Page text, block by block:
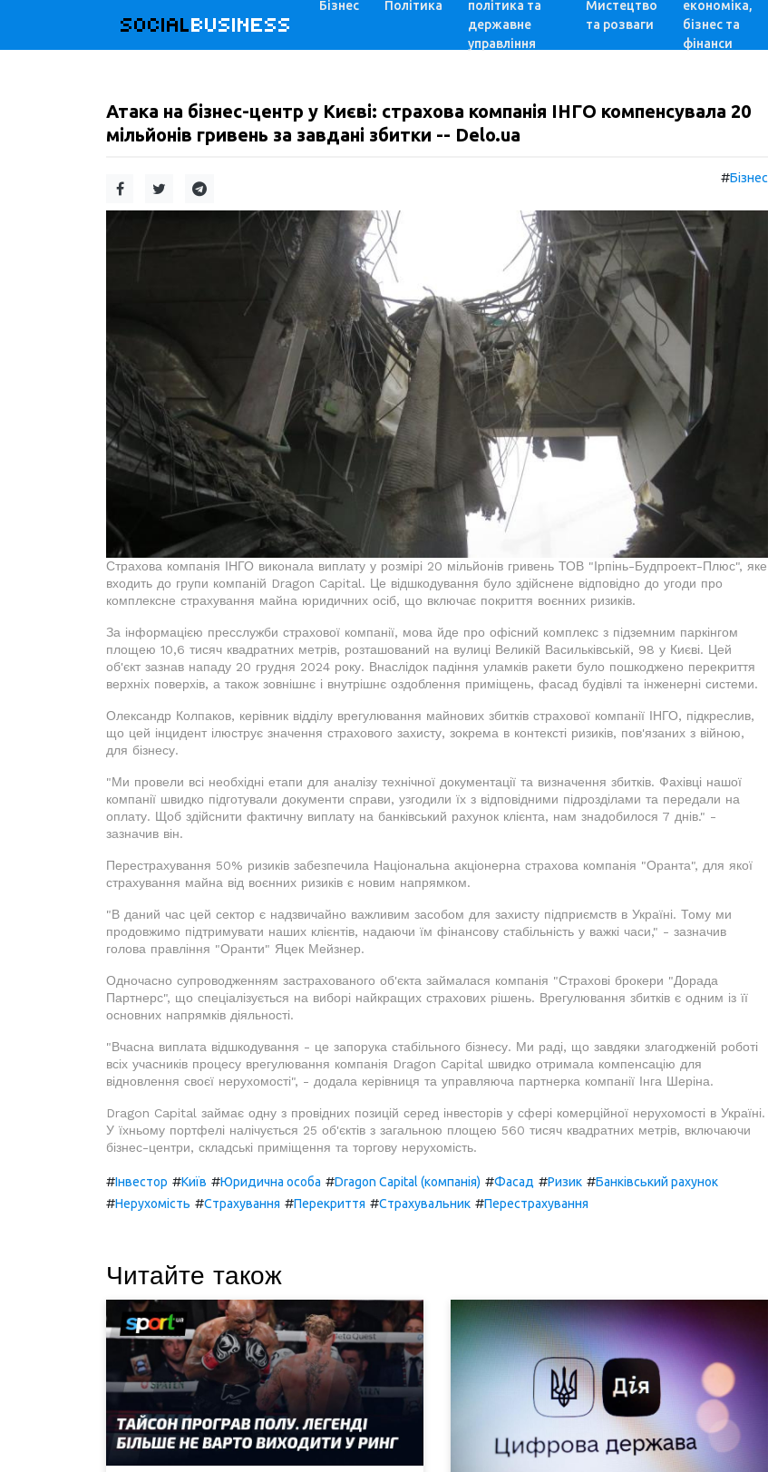
SOCIALBUSINESS
Бізнес Політика
політика та
державне
управління
Мистецтво
та розваги
економіка,
бізнес та
фінанси
Атака на бізнес-центр у Києві: страхова компанія ІНГО компенсувала 20
мільйонів гривень за завдані збитки -- Delo.ua
#Бізнес
Страхова компанія ІНГО виконала виплату у розмірі 20 мільйонів гривень ТОВ "Ірпінь-Будпроект-Плюс", яке
входить до групи компаній Dragon Capital. Це відшкодування було здійснене відповідно до угоди про
комплексне страхування майна юридичних осіб, що включає покриття воєнних ризиків.
За інформацією пресслужби страхової компанії, мова йде про офісний комплекс з підземним паркінгом
площею 10,6 тисяч квадратних метрів, розташований на вулиці Великій Васильківській, 98 у Києві. Цей
об'єкт зазнав нападу 20 грудня 2024 року. Внаслідок падіння уламків ракети було пошкоджено перекриття
верхніх поверхів, а також зовнішнє і внутрішнє оздоблення приміщень, фасад будівлі та інженерні системи.
Олександр Колпаков, керівник відділу врегулювання майнових збитків страхової компанії ІНГО, підкреслив,
що цей інцидент ілюструє значення страхового захисту, зокрема в контексті ризиків, пов'язаних з війною,
для бізнесу.
"Ми провели всі необхідні етапи для аналізу технічної документації та визначення збитків. Фахівці нашої
компанії швидко підготували документи справи, узгодили їх з відповідними підрозділами та передали на
оплату. Щоб здійснити фактичну виплату на банківський рахунок клієнта, нам знадобилося 7 днів." -
зазначив він.
Перестрахування 50% ризиків забезпечила Національна акціонерна страхова компанія "Оранта", для якої
страхування майна від воєнних ризиків є новим напрямком.
"В даний час цей сектор є надзвичайно важливим засобом для захисту підприємств в Україні. Тому ми
продовжимо підтримувати наших клієнтів, надаючи їм фінансову стабільність у важкі часи," - зазначив
голова правління "Оранти" Яцек Мейзнер.
Одночасно супроводженням застрахованого об'єкта займалася компанія "Страхові брокери "Дорада
Партнерс", що спеціалізується на виборі найкращих страхових рішень. Врегулювання збитків є одним із її
основних напрямків діяльності.
"Вчасна виплата відшкодування - це запорука стабільного бізнесу. Ми раді, що завдяки злагодженій роботі
всіх учасників процесу врегулювання компанія Dragon Capital швидко отримала компенсацію для
відновлення своєї нерухомості", - додала керівниця та управляюча партнерка компанії Інга Шеріна.
Dragon Capital займає одну з провідних позицій серед інвесторів у сфері комерційної нерухомості в Україні.
У їхньому портфелі налічується 25 об'єктів з загальною площею 560 тисяч квадратних метрів, включаючи
бізнес-центри, складські приміщення та торгову нерухомість.
#Інвестор #Київ #Юридична особа #Dragon Capital (компанія) #Фасад #Ризик #Банківський рахунок
#Нерухомість #Страхування #Перекриття #Страхувальник #Перестрахування
Читайте також